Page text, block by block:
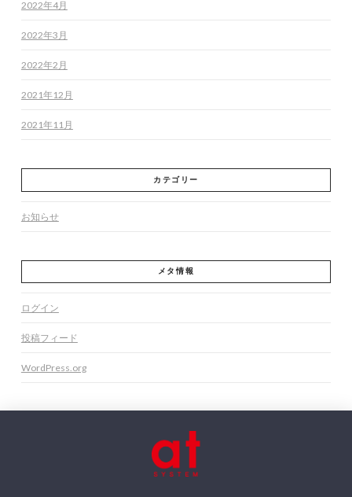
2022年4月
2022年3月
2022年2月
2021年12月
2021年11月
カテゴリー
お知らせ
メタ情報
ログイン
投稿フィード
WordPress.org